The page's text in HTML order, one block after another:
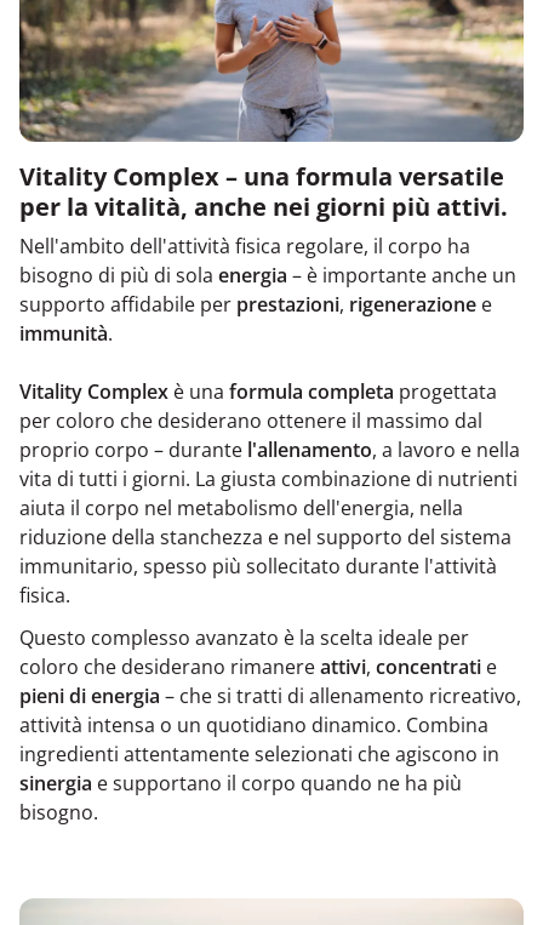
Vitality Complex – una formula versatile
per la vitalità, anche nei giorni più attivi.
Nell'ambito dell'attività fisica regolare, il corpo ha
bisogno di più di sola energia – è importante anche un
supporto affidabile per prestazioni, rigenerazione e
immunità.
Vitality Complex è una formula completa progettata
per coloro che desiderano ottenere il massimo dal
proprio corpo – durante l'allenamento, a lavoro e nella
vita di tutti i giorni. La giusta combinazione di nutrienti
aiuta il corpo nel metabolismo dell'energia, nella
riduzione della stanchezza e nel supporto del sistema
immunitario, spesso più sollecitato durante l'attività
fisica.
Questo complesso avanzato è la scelta ideale per
coloro che desiderano rimanereattivi, concentrati e
pieni di energia – che si tratti di allenamento ricreativo,
attività intensa o un quotidiano dinamico. Combina
ingredienti attentamente selezionati che agiscono in
sinergia e supportano il corpo quando ne ha più
bisogno.